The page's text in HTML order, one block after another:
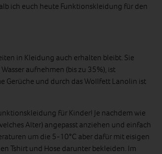
ich euch heute Funktionskleidung für den
in Kleidung auch erhalten bleibt. Sie
aufnehmen (bis zu 35%), ist
Gerüche und durch das Wollfett Lanolin ist
für Kinder! Je nachdem wie
Alter) angepasst anziehen und einfach
um die 5-10°C aber dafür mit eisigen
Tshirt und Hose darunter bekleiden. Im